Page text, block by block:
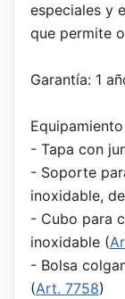
especiales y
que permite
Garantía: 1
- Tapa con
- Soporte
inoxidable,
- Cubo para
inoxidable (
- Bolsa
(Art. 7758)